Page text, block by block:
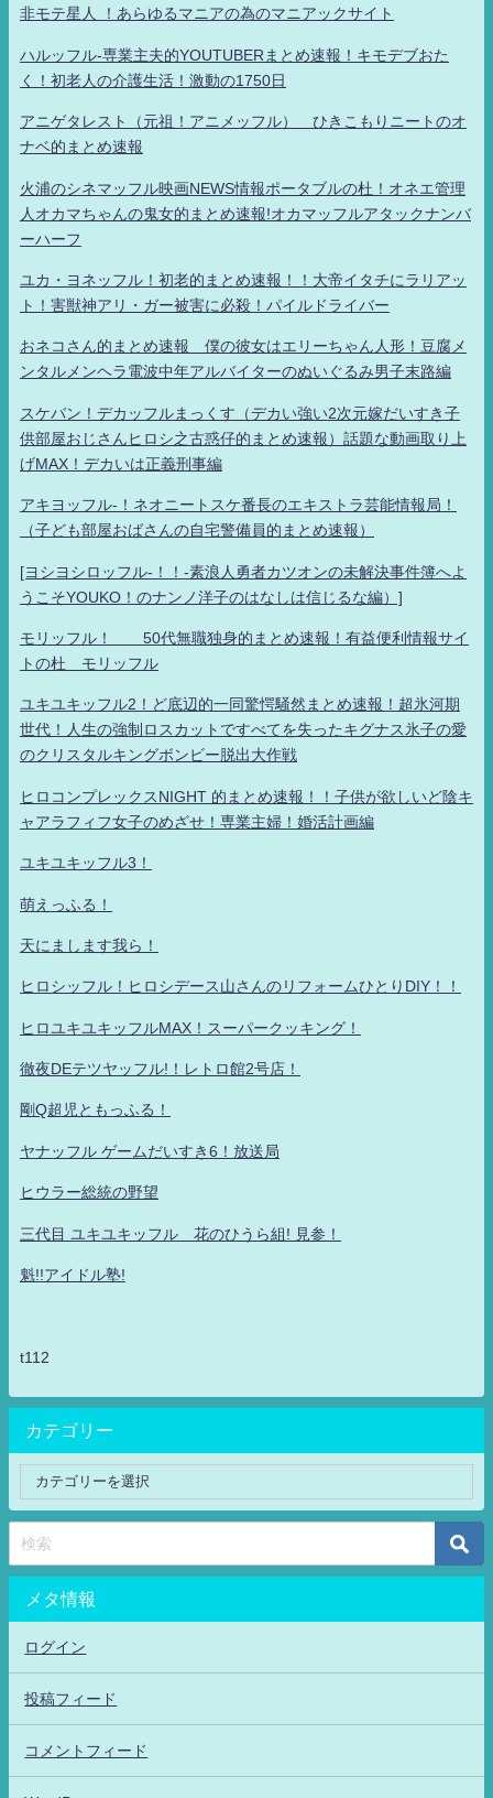
非モテ星人 ！あらゆるマニアの為のマニアックサイト
ハルッフル-専業主夫的YOUTUBERまとめ速報！キモデブおた
く！初老人の介護生活！激動の1750日
アニゲタレスト（元祖！アニメッフル） ひきこもりニートのオ
ナベ的まとめ速報
火浦のシネマッフル映画NEWS情報ポータブルの杜！オネエ管理
人オカマちゃんの鬼女的まとめ速報!オカマッフルアタックナンバ
ーハーフ
ユカ・ヨネッフル！初老的まとめ速報！！大帝イタチにラリアッ
ト！害獣神アリ・ガー被害に必殺！パイルドライバー
おネコさん的まとめ速報 僕の彼女はエリーちゃん人形！豆腐メ
ンタルメンヘラ電波中年アルバイターのぬいぐるみ男子末路編
スケバン！デカッフルまっくす（デカい強い2次元嫁だいすき子
供部屋おじさんヒロシ之古惑仔的まとめ速報）話題な動画取り上
げMAX！デカいは正義刑事編
アキヨッフル-！ネオニートスケ番長のエキストラ芸能情報局！
（子ども部屋おばさんの自宅警備員的まとめ速報）
[ヨシヨシロッフル-！！-素浪人勇者カツオンの未解決事件簿へよ
うこそYOUKO！のナンノ洋子のはなしは信じるな編）]
モリッフル！ 50代無職独身的まとめ速報！有益便利情報サイ
トの杜 モリッフル
ユキユキッフル2！ど底辺的一同驚愕騒然まとめ速報！超氷河期
世代！人生の強制ロスカットですべてを失ったキグナス氷子の愛
のクリスタルキングボンビー脱出大作戦
ヒロコンプレックスNIGHT 的まとめ速報！！子供が欲しいど陰キ
ャアラフィフ女子のめざせ！専業主婦！婚活計画編
ユキユキッフル3！
萌えっふる！
天にまします我ら！
ヒロシッフル！ヒロシデース山さんのリフォームひとりDIY！！
ヒロユキユキッフルMAX！スーパークッキング！
徹夜DEテツヤッフル!！レトロ館2号店！
剛Q超児ともっふる！
ヤナッフル ゲームだいすき6！放送局
ヒウラー総統の野望
三代目 ユキユキッフル 花のひうら組! 見参！
魁!!アイドル塾!
t112
カテゴリー
メタ情報
ログイン
投稿フィード
コメントフィード